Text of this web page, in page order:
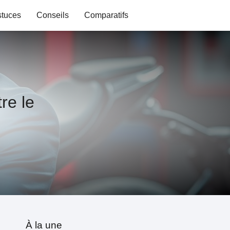
Conseils Comparatifs
le
À la une